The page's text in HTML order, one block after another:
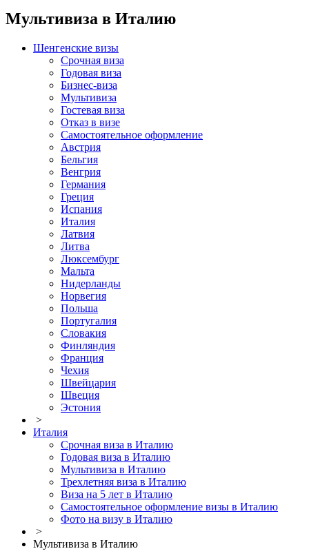
Мультивиза в Италию
Шенгенские визы
Срочная виза
Годовая виза
Бизнес-виза
Мультивиза
Гостевая виза
Отказ в визе
Самостоятельное оформление
Австрия
Бельгия
Венгрия
Германия
Греция
Испания
Италия
Латвия
Литва
Люксембург
Мальта
Нидерланды
Норвегия
Польша
Португалия
Словакия
Финляндия
Франция
Чехия
Швейцария
Швеция
Эстония
>
Италия
Срочная виза в Италию
Годовая виза в Италию
Мультивиза в Италию
Трехлетняя виза в Италию
Виза на 5 лет в Италию
Самостоятельное оформление визы в Италию
Фото на визу в Италию
>
Мультивиза в Италию